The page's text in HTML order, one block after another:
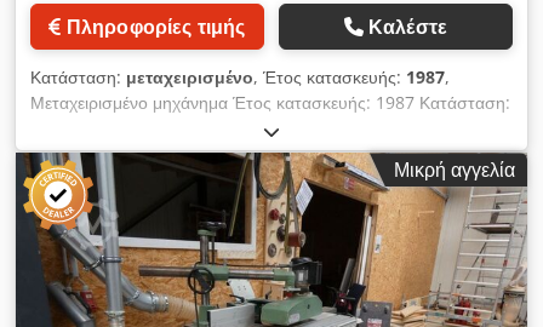
Πληροφορίες τιμής Καλέστε
Κατάσταση: μεταχειρισμένο, Έτος κατασκευής: 1987,
Μεταχειρισμένο μηχάνημα Έτος κατασκευής: 1987 Κατάσταση:
πλήρως ανακατασκευασμένο Εξοπλισμός και τεχνικά στοιχεία:
Dedszk Nziepfx Al Sjwa - Διαστάσεις τραπεζιού: 1100 x 760
mm - Κινητήρας: 4,7/5,7 kW, με δυνατότητα αλλαγής πόλων -
Με δεξιά/αριστερή περιστροφή - Άξονας φρεζαρίσματος MK
5/30 mm - Ρύθμιση ύψους και γωνίας με χειροτροχό -
Στροφές: 3000/4500/6000/9000 σ.α.λ. - Περιοχή περιστροφής
άξονα: -5 έως +45 ° - Οδηγός φρεζαρίσματος με μεταλλικές
σιαγόνες - Τοποθετημένο σε στρογγυλή πλάκα βάσης,
Μικρή αγγελία